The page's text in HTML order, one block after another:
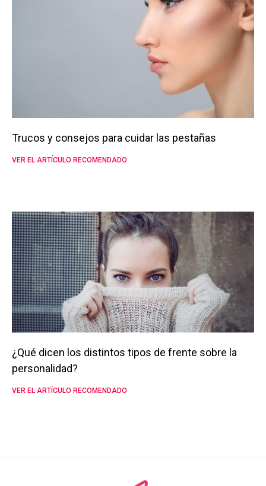
Trucos y consejos para cuidar las pestañas
VER EL ARTÍCULO RECOMENDADO
¿Qué dicen los distintos tipos de frente sobre la
personalidad?
VER EL ARTÍCULO RECOMENDADO